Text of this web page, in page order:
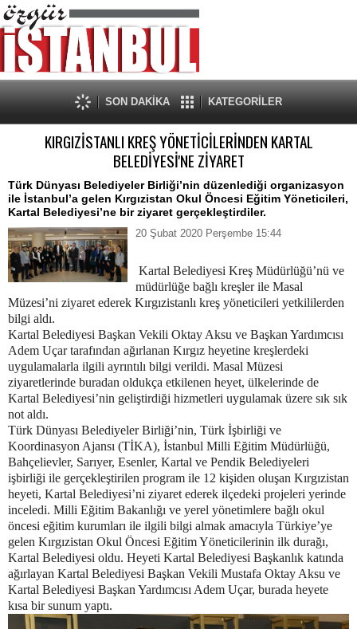
SON DAKİKA KATEGORİLER
KIRGIZİSTANLI KREŞ YÖNETİCİLERİNDEN KARTAL
BELEDİYESİ'NE ZİYARET
Türk Dünyası Belediyeler Birliği’nin düzenlediği organizasyon
ile İstanbul’a gelen Kırgızistan Okul Öncesi Eğitim Yöneticileri,
Kartal Belediyesi’ne bir ziyaret gerçekleştirdiler.
20 Şubat 2020 Perşembe 15:44
Kartal Belediyesi Kreş Müdürlüğü’nü ve
müdürlüğe bağlı kreşler ile Masal
Müzesi’ni ziyaret ederek Kırgızistanlı kreş yöneticileri yetkililerden
bilgi aldı.
Kartal Belediyesi Başkan Vekili Oktay Aksu ve Başkan Yardımcısı
Adem Uçar tarafından ağırlanan Kırgız heyetine kreşlerdeki
uygulamalarla ilgili ayrıntılı bilgi verildi. Masal Müzesi
ziyaretlerinde buradan oldukça etkilenen heyet, ülkelerinde de
Kartal Belediyesi’nin geliştirdiği hizmetleri uygulamak üzere sık sık
not aldı.
Türk Dünyası Belediyeler Birliği’nin, Türk İşbirliği ve
Koordinasyon Ajansı (TİKA), İstanbul Milli Eğitim Müdürlüğü,
Bahçelievler, Sarıyer, Esenler, Kartal ve Pendik Belediyeleri
işbirliği ile gerçekleştirilen program ile 12 kişiden oluşan Kırgızistan
heyeti, Kartal Belediyesi’ni ziyaret ederek ilçedeki projeleri yerinde
inceledi. Milli Eğitim Bakanlığı ve yerel yönetimlere bağlı okul
öncesi eğitim kurumları ile ilgili bilgi almak amacıyla Türkiye’ye
gelen Kırgızistan Okul Öncesi Eğitim Yöneticilerinin ilk durağı,
Kartal Belediyesi oldu. Heyeti Kartal Belediyesi Başkanlık katında
ağırlayan Kartal Belediyesi Başkan Vekili Mustafa Oktay Aksu ve
Kartal Belediyesi Başkan Yardımcısı Adem Uçar, burada heyete
kısa bir sunum yaptı.